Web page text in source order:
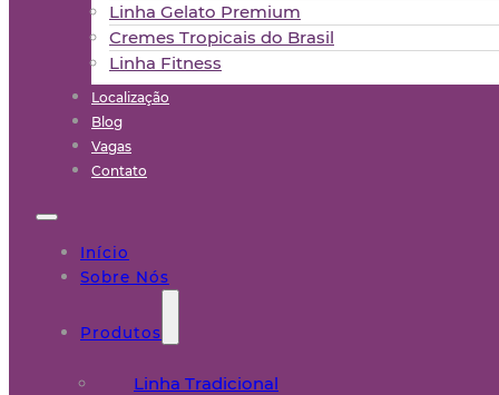
Linha Gelato Premium
Cremes Tropicais do Brasil
Linha Fitness
Localização
Blog
Vagas
Contato
Início
Sobre Nós
Produtos
Linha Tradicional